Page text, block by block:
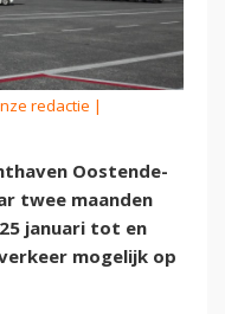
redactie |
Oostende-
twee maanden
januari tot en
mogelijk op